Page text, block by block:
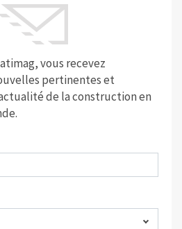
vous recevez
pertinentes et
de la construction en